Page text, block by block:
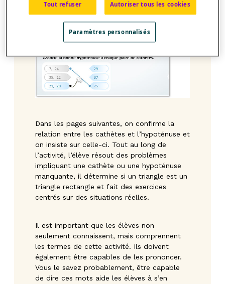
Dans les pages suivantes, on confirme la
relation entre les cathètes et l’hypoténuse et
on insiste sur celle-ci. Tout au long de
l’activité, l’élève résout des problèmes
impliquant une cathète ou une hypoténuse
manquante, il détermine si un triangle est un
triangle rectangle et fait des exercices
centrés sur des situations réelles.
Il est important que les élèves non
seulement connaissent, mais comprennent
les termes de cette activité. Ils doivent
également être capables de les prononcer.
Vous le savez probablement, être capable
de dire ces mots aide les élèves à s’en
Tout refuser Autoriser tous les cookies
Paramètres personnalisés